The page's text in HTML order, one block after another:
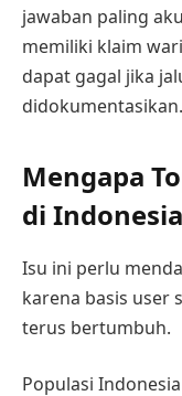
jawaban paling
memiliki klaim
dapat gagal jika
didokumentasikan.
Mengapa
di Indonesia
Isu ini perlu
karena basis user
terus bertumbuh.
Populasi